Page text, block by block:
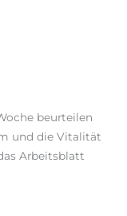
beurteilen
und die Vitalität
Arbeitsblatt